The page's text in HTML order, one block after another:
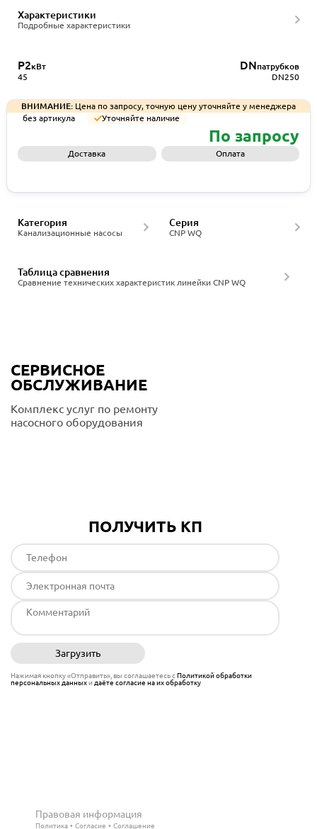
Характеристики
Подробные характеристики
P2кВт
45
DNпатрубков
DN250
ВНИМАНИЕ: Цена по запросу, точную цену уточняйте у менеджера
без артикула
Уточняйте наличие
По запросу
Доставка Оплата
Канализационные насосы
Категория
CNP WQ
Серия
Сравнение технических характеристик линейки CNP WQ
Таблица сравнения
СЕРВИСНОЕ
ОБСЛУЖИВАНИЕ
Комплекс услуг по ремонту
насосного оборудования
ПОЛУЧИТЬ КП
Загрузить
Нажимая кнопку «Отправить», вы соглашаетесь сПолитикой обработки
персональных данныхи даёте согласие на их обработку
Правовая информация
Политика Согласие Соглашение